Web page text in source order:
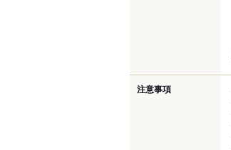
注意事項